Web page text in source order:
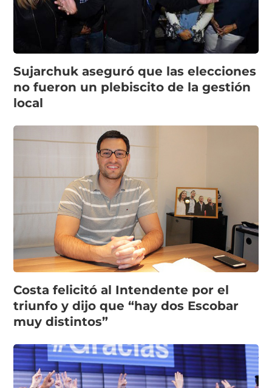
Sujarchuk aseguró que las elecciones
no fueron un plebiscito de la gestión
local
Costa felicitó al Intendente por el
triunfo y dijo que “hay dos Escobar
muy distintos”